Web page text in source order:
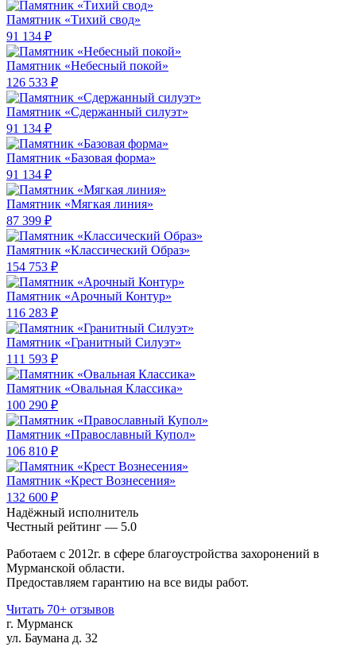
Памятник «Тихий свод»
91 134 ₽
Памятник «Небесный покой»
126 533 ₽
Памятник «Сдержанный силуэт»
91 134 ₽
Памятник «Базовая форма»
91 134 ₽
Памятник «Мягкая линия»
87 399 ₽
Памятник «Классический Образ»
154 753 ₽
Памятник «Арочный Контур»
116 283 ₽
Памятник «Гранитный Силуэт»
111 593 ₽
Памятник «Овальная Классика»
100 290 ₽
Памятник «Православный Купол»
106 810 ₽
Памятник «Крест Вознесения»
132 600 ₽
Надёжный исполнитель
Чеcтный рейтинг — 5.0
Работаем с 2012г. в сфере благоустройства захоронений в
Мурманской области.
Предоставляем гарантию на все виды работ.
Читать 70+ отзывов
г. Мурманск
ул. Баумана д. 32